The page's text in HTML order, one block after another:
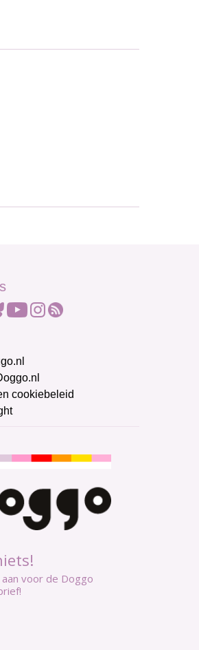
cookiebeleid
voor de Doggo